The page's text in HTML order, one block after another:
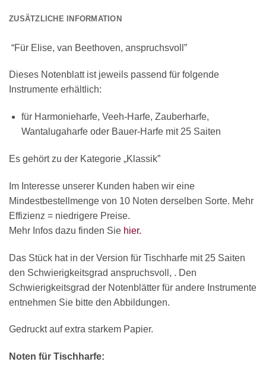
ZUSÄTZLICHE INFORMATION
“Für Elise, van Beethoven, anspruchsvoll”
Dieses Notenblatt ist jeweils passend für folgende
Instrumente erhältlich:
für Harmonieharfe, Veeh-Harfe, Zauberharfe,
Wantalugaharfe oder Bauer-Harfe mit 25 Saiten
Es gehört zu der Kategorie „Klassik”
Im Interesse unserer Kunden haben wir eine
Mindestbestellmenge von 10 Noten derselben Sorte. Mehr
Effizienz = niedrigere Preise.
Mehr Infos dazu finden Sie hier.
Das Stück hat in der Version für Tischharfe mit 25 Saiten
den Schwierigkeitsgrad anspruchsvoll, . Den
Schwierigkeitsgrad der Notenblätter für andere Instrumente
entnehmen Sie bitte den Abbildungen.
Gedruckt auf extra starkem Papier.
Noten für Tischharfe: